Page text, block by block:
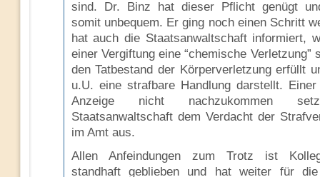
sind. Dr. Binz hat dieser Pflicht genügt
somit unbequem. Er ging noch einen Schritt
hat auch die Staatsanwaltschaft informiert,
einer Vergiftung eine “chemische Verletzung”
den Tatbestand der Körperverletzung erfüllt
u.U. eine strafbare Handlung darstellt.
Anzeige nicht nachzukommen
Staatsanwaltschaft dem Verdacht der
im Amt aus.
Allen Anfeindungen zum Trotz ist
standhaft geblieben und hat weiter für